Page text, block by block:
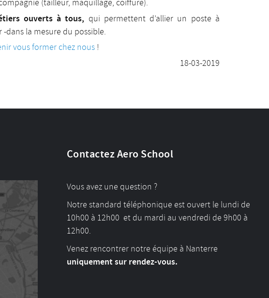
(tailleur, maquillage, coiffure).
ouverts à tous, qui permettent d’allier un poste à
dans la mesure du possible.
vous former chez nous !
18-03-2019
Contactez Aero School
Vous avez une question ?
Notre standard téléphonique est ouvert le lundi de
10h00 à 12h00 et du mardi au vendredi de 9h00 à
12h00.
Venez rencontrer notre équipe à Nanterre
uniquement sur rendez-vous.